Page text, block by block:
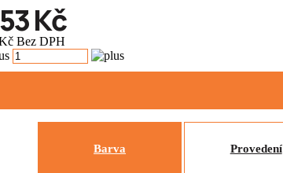
Kč
Bez DPH
Barva Provedení